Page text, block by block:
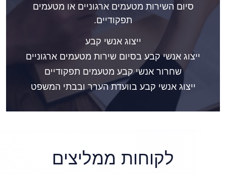
סיום השירות מטעמים ארגוניים או מטעמים
תפקודיים.
ייצוג אנשי קבע
ייצוג אנשי קבע בסיום שירות מטעמים ארגוניים
שחרור אנשי קבע מטעמים תפקודיים
ייצוג אנשי קבע בוועדת הערר ובבתי המשפט
לקוחות ממליצים